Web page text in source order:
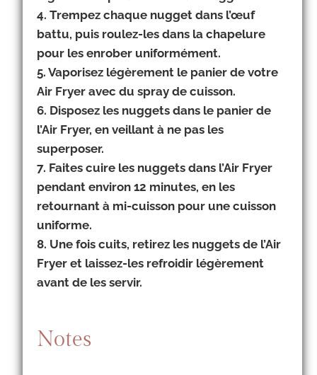
4. Trempez chaque nugget dans l’œuf
battu, puis roulez-les dans la chapelure
pour les enrober uniformément.
5. Vaporisez légèrement le panier de votre
Air Fryer avec du spray de cuisson.
6. Disposez les nuggets dans le panier de
l’Air Fryer, en veillant à ne pas les
superposer.
7. Faites cuire les nuggets dans l’Air Fryer
pendant environ 12 minutes, en les
retournant à mi-cuisson pour une cuisson
uniforme.
8. Une fois cuits, retirez les nuggets de l’Air
Fryer et laissez-les refroidir légèrement
avant de les servir.
Notes